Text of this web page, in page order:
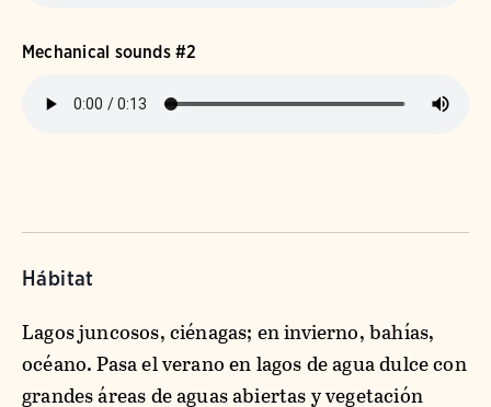
Mechanical sounds #2
Hábitat
Lagos juncosos, ciénagas; en invierno, bahías,
océano. Pasa el verano en lagos de agua dulce con
grandes áreas de aguas abiertas y vegetación